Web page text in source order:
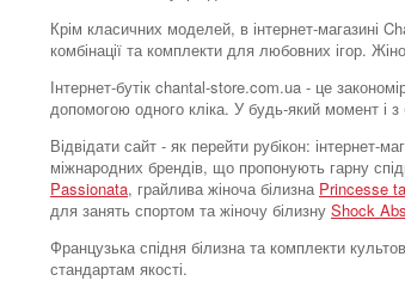
Крім класичних моделей, в інтернет-магазині
комбінації та комплекти для любовних ігор.
Інтернет-бутік chantal-store.com.ua - це
допомогою одного кліка. У будь-який момент і
Відвідати сайт - як перейти рубікон:
міжнародних брендів, що пропонують гарну
Passionata, грайлива жіноча білизна Princesse
для занять спортом та жіночу білизну Shock
Французька спідня білизна та комплекти
стандартам якості.